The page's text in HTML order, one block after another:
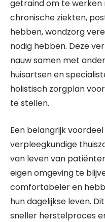
getraind om te werken
chronische ziekten,
hebben, wondzorg
nodig hebben. Deze
nauw samen met
huisartsen en
holistisch zorgplan
te stellen.
Een belangrijk
verpleegkundige
van leven van
eigen omgeving te
comfortabeler en
hun dagelijkse leven.
sneller herstelproces